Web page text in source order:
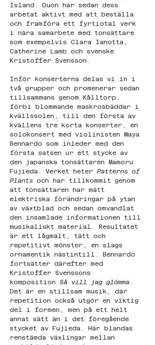
Island. Duon har sedan dess
arbetat aktivt med att beställa
och framföra ett fyrtiotal verk
i nära samarbete med tonsättare
som exempelvis Clara Ianotta,
Catherine Lamb och svenske
Kristoffer Svensson.
Inför konserterna delas vi in i
två grupper och promenerar sedan
tillsammans genom Kålltorp,
förbi blommande maskrosbäddar i
kvällssolen, till den första av
kvällens tre korta konserter, en
solokonsert med violinisten Maya
Bennardo som inleder med den
första satsen ur ett stycke av
den japanska tonsättaren Mamoru
Fujieda. Verket heter Patterns of
Plants och har tillkommit genom
att tonsättaren har mätt
elektriska förändringar på ytan
av växtblad och sedan omvandlat
den insamlade informationen till
musikaliskt material. Resultatet
är ett lågmält, tätt och
repetitivt mönster, en slags
ornamentik nästintill. Bennardo
fortsätter därefter med
Kristoffer Svenssons
komposition Så vill jag glömma .
Det är en stillsam musik, där
repetition också utgör en viktig
del i formen, men på ett helt
annat sätt än i det föregående
stycket av Fujieda. Här blandas
renstämda växlingar mellan